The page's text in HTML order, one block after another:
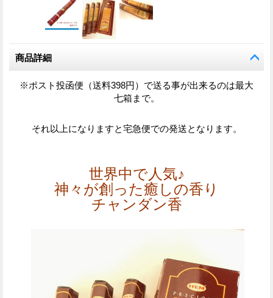
商品詳細
※ポスト投函便（送料398円）で送る事が出来るのは最大
七箱まで。
それ以上になりますと宅急便での発送となります。
世界中で人気♪
神々が創った癒しの香り
チャンダン香